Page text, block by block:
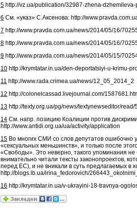
5 http://vz.ua/publication/32987-zhena-
6 См. «указ» С.Аксенова: http://
7 http://www.pravda.com.ua/news/2014/05/16/
8 http://www.pravda.com.ua/news/2014/05/16/
9 http://www.pravda.com.ua/news/2014/05/15/
10 http://krymtatar.in.ua/den-deportatsiyi-u-krimu-
11 http://www.rada.crimea.ua/news/12_05_2014_2
12 http://colonelcassad.livejournal.com/
13 http://texty.org.ua/pg/news/textynewseditor/
14 См. напр. позицию Коалиции против
http://www.antidi.org.ua/ua/activity/application
15 Во многих СМИ со слов депутатов ошибочно
«сексуальных меньшинств», и только после
«Свободы». Это неверно, такого упоминания
внимательно читали тексты законопроектов,
перед ЕС), и не вникали в суть предлагаемых в
http://blogs.lb.ua/irina_fedorovich/
16 http://krymtatar.in.ua/v-ukrayini-18-travnya-